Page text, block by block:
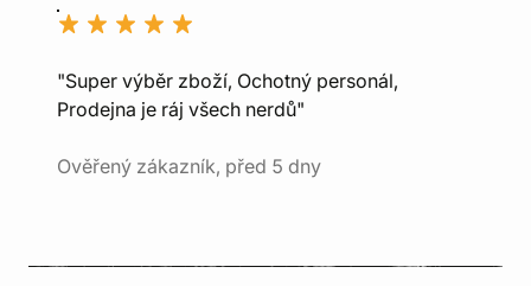
"Super výběr zboží, Ochotný personál,
Prodejna je ráj všech nerdů"
Ověřený zákazník, před 5 dny